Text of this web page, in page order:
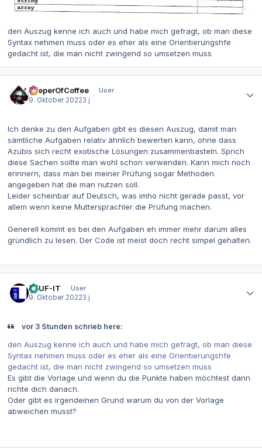
den Auszug kenne ich auch und habe mich gefragt, ob man diese
Syntax nehmen muss oder es eher als eine Orientierungshfe
gedacht ist, die man nicht zwingend so umsetzen muss
KeeperOfCoffee
User
9. Oktober 20223 j
Ich denke zu den Aufgaben gibt es diesen Auszug, damit man
sämtliche Aufgaben relativ ähnlich bewerten kann, ohne dass
Azubis sich recht exotische Lösungen zusammenbasteln. Sprich
diese Sachen sollte man wohl schon verwenden. Kann mich noch
erinnern, dass man bei meiner Prüfung sogar Methoden
angegeben hat die man nutzen soll.
Leider scheinbar auf Deutsch, was imho nicht gerade passt, vor
allem wenn keine Muttersprachler die Prüfung machen.
Generell kommt es bei den Aufgaben eh immer mehr darum alles
gründlich zu lesen. Der Code ist meist doch recht simpel gehalten.
DAUF-IT
User
9. Oktober 20223 j
vor 3 Stunden schrieb here:
den Auszug kenne ich auch und habe mich gefragt, ob man diese
Syntax nehmen muss oder es eher als eine Orientierungshfe
gedacht ist, die man nicht zwingend so umsetzen muss
Es gibt die Vorlage und wenn du die Punkte haben möchtest dann
richte dich danach.
Oder gibt es irgendeinen Grund warum du von der Vorlage
abweichen musst?